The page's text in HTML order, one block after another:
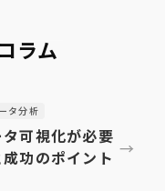
ラム
タ分析
タ可視化が必要
功のポイント